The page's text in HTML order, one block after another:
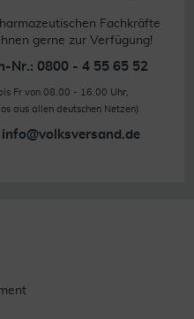
Fachkräfte
gerne zur Verfügung!
Nr.: 0800 - 4 55 65 52
Fr von 08.00 - 16.00 Uhr,
aus allen deutschen Netzen)
info@volksversand.de